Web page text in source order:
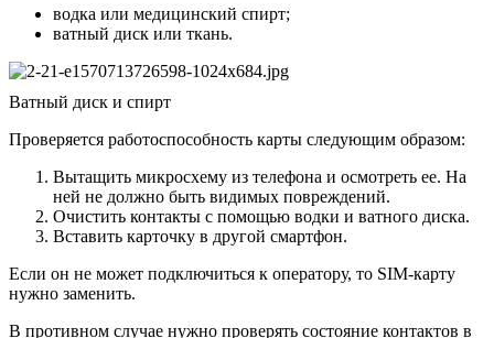
водка или медицинский спирт;
ватный диск или ткань.
Ватный диск и спирт
Проверяется работоспособность карты следующим образом:
Вытащить микросхему из телефона и осмотреть ее. На
ней не должно быть видимых повреждений.
Очистить контакты с помощью водки и ватного диска.
Вставить карточку в другой смартфон.
Если он не может подключиться к оператору, то SIM-карту
нужно заменить.
В противном случае нужно проверять состояние контактов в